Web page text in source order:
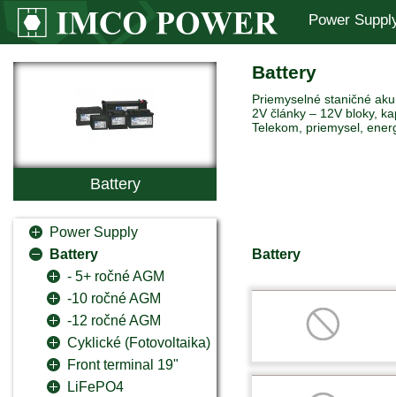
Power
Battery
Power Supply
Battery
- 5+ ročné AGM
-10 ročné AGM
-12 ročné AGM
Cyklické (Fotovoltaika)
Front terminal 19"
LiFePO4
Battery
Priemyselné staničné
2V články – 12V bloky,
Telekom, priemysel,
Battery